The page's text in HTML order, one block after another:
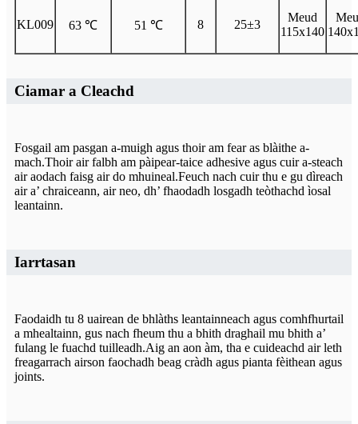
KL009 63 ℃ 51 ℃ 8 25±3
Meud
115x140
Ciamar a Cleachd
Fosgail am pasgan a-muigh agus thoir am fear as blàithe a-
mach.Thoir air falbh am pàipear-taice adhesive agus cuir a-steach
air aodach faisg air do mhuineal.Feuch nach cuir thu e gu dìreach
air a’ chraiceann, air neo, dh’ fhaodadh losgadh teòthachd ìosal
leantainn.
Iarrtasan
Faodaidh tu 8 uairean de bhlàths leantainneach agus comhfhurtail
a mhealtainn, gus nach fheum thu a bhith draghail mu bhith a’
fulang le fuachd tuilleadh.Aig an aon àm, tha e cuideachd air leth
freagarrach airson faochadh beag cràdh agus pianta fèithean agus
joints.